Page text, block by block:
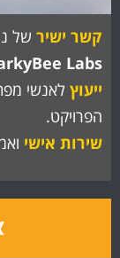
קשר ישיר של
Labs.
ייעוץ לאנשי
הפרויקט.
שירות אישי